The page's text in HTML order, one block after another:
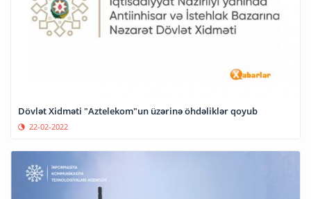
Dövlət Xidməti "Aztelekom"un üzərinə öhdəliklər qoyub
22-02-2022